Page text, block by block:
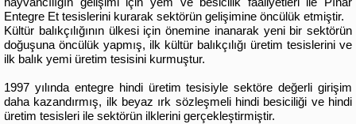
Entegre Et tesislerini kurarak sektörün gelişimine öncülük etmiştir.
Kültür balıkçılığının ülkesi için önemine inanarak yeni bir sektörün
doğuşuna öncülük yapmış, ilk kültür balıkçılığı üretim tesislerini ve
ilk balık yemi üretim tesisini kurmuştur.
1997 yılında entegre hindi üretim tesisiyle sektöre değerli girişim
daha kazandırmış, ilk beyaz ırk sözleşmeli hindi besiciliği ve hindi
üretim tesisleri ile sektörün ilklerini gerçekleştirmiştir.